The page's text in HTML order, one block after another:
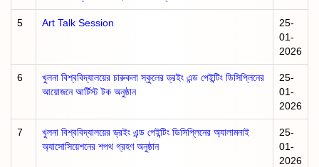
5 Art Talk Session
25-
01-
2026
6
খুলনা বিশ্ববিদ্যালয়ের চারুকলা স্কুলের ড্রইং এন্ড পেইন্টিং ডিসিপ্লিনের
আয়োজনে আর্টিস্ট টক অনুষ্ঠান
25-
01-
2026
7
খুলনা বিশ্ববিদ্যালয়ের ড্রইং এন্ড পেইন্টিং ডিসিপ্লিনের অ্যালামনাই
অ্যাসোসিয়েশনের শপথ গ্রহণ অনুষ্ঠান
25-
01-
2026